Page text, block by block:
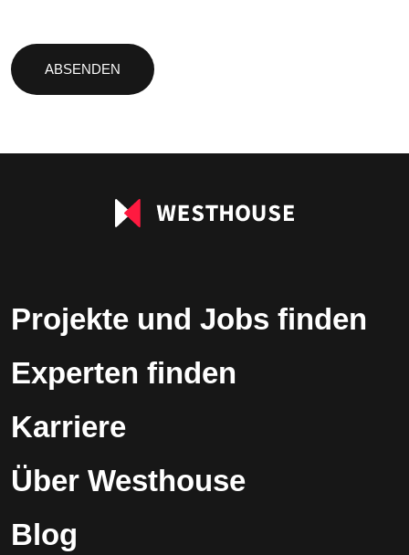
lasse
dieses
leer.
Projekte und Jobs finden
Experten finden
Karriere
Über Westhouse
Blog